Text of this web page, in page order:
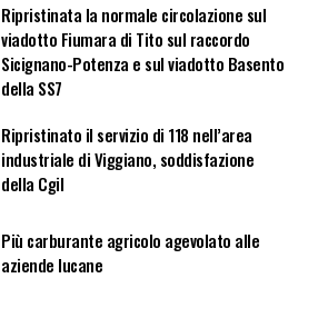
Ripristinata la normale circolazione sul
viadotto Fiumara di Tito sul raccordo
Sicignano-Potenza e sul viadotto Basento
della SS7
Ripristinato il servizio di 118 nell’area
industriale di Viggiano, soddisfazione
della Cgil
Più carburante agricolo agevolato alle
aziende lucane